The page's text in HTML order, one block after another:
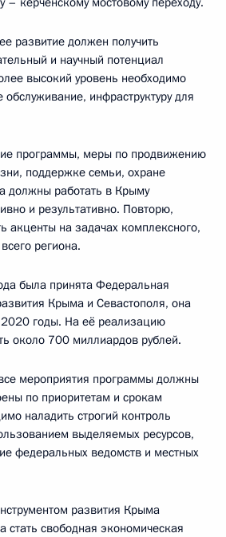
развитие должен получить
и научный потенциал
высокий уровень необходимо
инфраструктуру для
программы, меры по продвижению
поддержке семьи, охране
должны работать в Крыму
и результативно. Повторю,
акценты на задачах комплексного,
региона.
была принята Федеральная
Крыма и Севастополя, она
годы. На её реализацию
около 700 миллиардов рублей.
мероприятия программы должны
по приоритетам и срокам
наладить строгий контроль
выделяемых ресурсов,
федеральных ведомств и местных
развития Крыма
стать свободная экономическая